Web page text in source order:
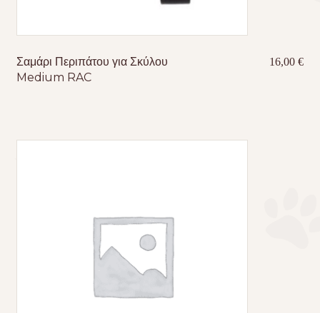
Σαμάρι Περιπάτου για Σκύλου
Medium RAC
16,00€